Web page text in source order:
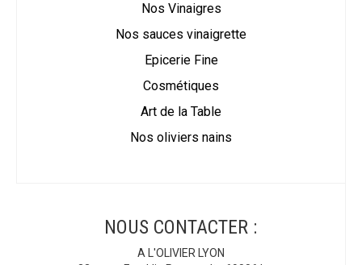
Nos Vinaigres
Nos sauces vinaigrette
Epicerie Fine
Cosmétiques
Art de la Table
Nos oliviers nains
NOUS CONTACTER :
A L'OLIVIER LYON